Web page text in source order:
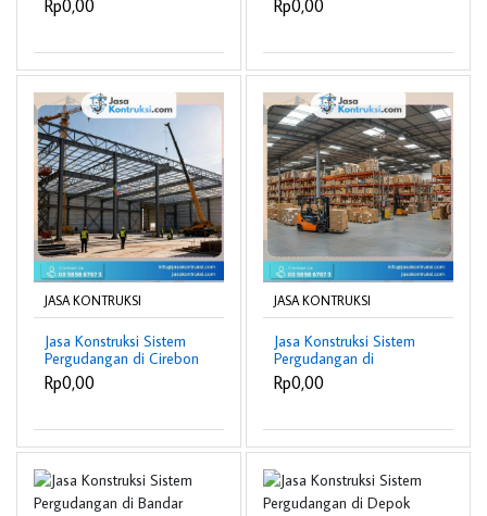
Rp0,00 Rp0,00
JASA KONTRUKSI
Jasa Konstruksi Sistem
Pergudangan di Cirebon
berpengalaman
Rp0,00
JASA KONTRUKSI
Jasa Konstruksi Sistem
Pergudangan di
Samarinda
berpengalaman
Rp0,00